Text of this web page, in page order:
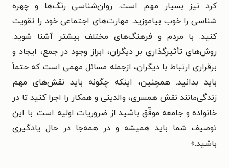
کرد نیز بسیار مهم است. روان‌شناسی رنگ‌ها و چهره
شناسی را خوب بیاموزید. مهارت‌های اجتماعی خود را تقویت
کنید. با مردم و فرهنگ‌های مختلف بیشتر آشنا شوید.
روش‌های تأثیرگذاری بر دیگران، ابراز وجود در جمع، ایجاد و
برقراری ارتباط با دیگران، ازجمله مسائل مهمی است که حتماً
باید بدانید. همچنین،‌ اینکه چگونه باید نقش‌های مهم
زندگی‌مانند نقش همسری، والدینی و همکار را اجرا کنید تا در
خانواده و جامعه موفّق باشید از ضروریات اولیه است. با این
توصیف شما باید همیشه و در همه‌جا در حال یادگیری
باشید.»